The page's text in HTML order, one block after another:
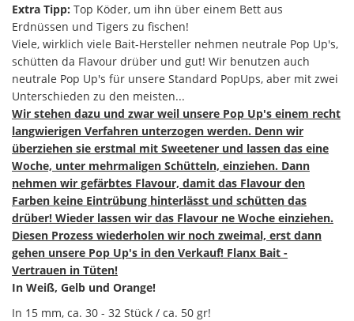
Extra Tipp: Top Köder, um ihn über einem Bett aus
Erdnüssen und Tigers zu fischen!
Viele, wirklich viele Bait-Hersteller nehmen neutrale Pop Up's,
schütten da Flavour drüber und gut! Wir benutzen auch
neutrale Pop Up's für unsere Standard PopUps, aber mit zwei
Unterschieden zu den meisten...
Wir stehen dazu und zwar weil unsere Pop Up's einem recht
langwierigen Verfahren unterzogen werden. Denn wir
überziehen sie erstmal mit Sweetener und lassen das eine
Woche, unter mehrmaligen Schütteln, einziehen. Dann
nehmen wir gefärbtes Flavour, damit das Flavour den
Farben keine Eintrübung hinterlässt und schütten das
drüber! Wieder lassen wir das Flavour ne Woche einziehen.
Diesen Prozess wiederholen wir noch zweimal, erst dann
gehen unsere Pop Up's in den Verkauf! Flanx Bait -
Vertrauen in Tüten!
In Weiß, Gelb und Orange!
In 15 mm, ca. 30 - 32 Stück / ca. 50 gr!